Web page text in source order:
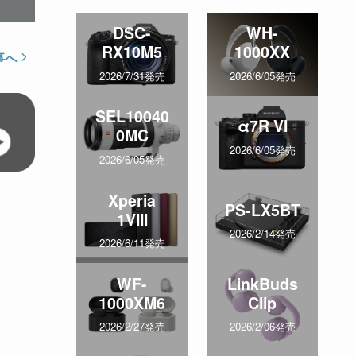
へ
DSC-
RX10M5
2026/7/31発売
WH-
1000XX
2026/6/05発売
SEL10040
0MC
2026/6/05発売
α7R VI
2026/6/05発売
Xperia
1VIII
2026/6/11発売
PS-LX5BT
2026/2/14発売
WF-
1000XM6
2026/2/27発売
LinkBuds
Clip
2026/2/06発売